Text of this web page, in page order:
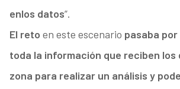
enlos datos”.
El reto en este escenario pasaba
toda la información que reciben
zona para realizar un análisis y